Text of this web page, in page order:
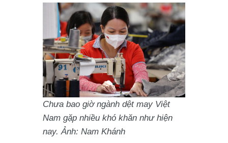
Chưa bao giờ ngành dệt may Việt
Nam gặp nhiều khó khăn như hiện
nay. Ảnh: Nam Khánh